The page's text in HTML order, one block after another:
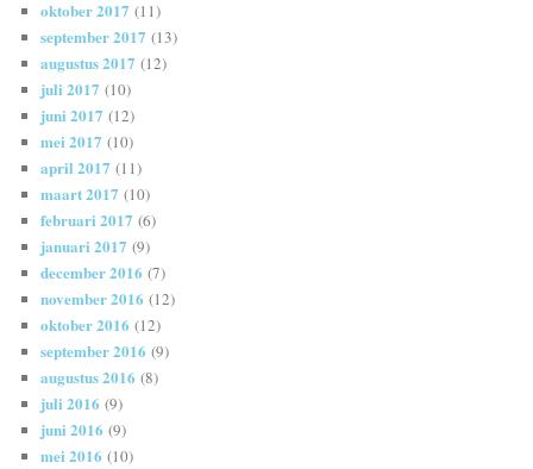
oktober 2017 (11)
september 2017 (13)
augustus 2017 (12)
juli 2017 (10)
juni 2017 (12)
mei 2017 (10)
april 2017 (11)
maart 2017 (10)
februari 2017 (6)
januari 2017 (9)
december 2016 (7)
november 2016 (12)
oktober 2016 (12)
september 2016 (9)
augustus 2016 (8)
juli 2016 (9)
juni 2016 (9)
mei 2016 (10)